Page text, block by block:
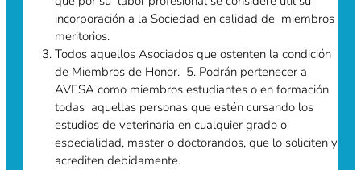
incorporación a la Sociedad en calidad de miembros
meritorios.
Todos aquellos Asociados que ostenten la condición
de Miembros de Honor. 5. Podrán pertenecer a
AVESA como miembros estudiantes o en formación
todas aquellas personas que estén cursando los
estudios de veterinaria en cualquier grado o
especialidad, master o doctorandos, que lo soliciten y
acrediten debidamente.